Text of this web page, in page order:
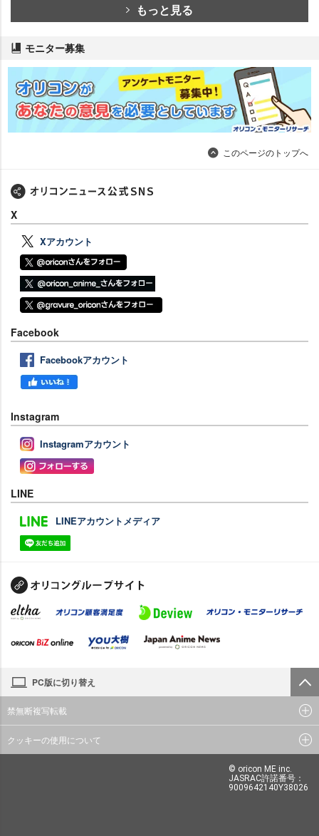
もっと見る
モニター募集
このページのトップへ
X
Xアカウント
Facebook
Facebookアカウント
Instagram
Instagramアカウント
LINE
LINEアカウントメディア
PC版に切り替え
禁無断複写転載
クッキーの使用について
© oricon ME inc.
JASRAC許諾番号：
9009642140Y38026